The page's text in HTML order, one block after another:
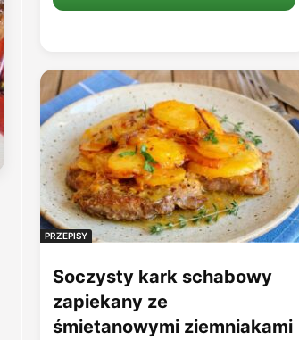
PRZEPISY
Soczysty kark schabowy
zapiekany ze
śmietanowymi ziemniakami